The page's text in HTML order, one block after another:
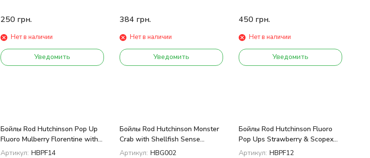
250 грн.
Нет в наличии
Уведомить
384 грн.
Нет в наличии
Уведомить
450 грн.
Нет в наличии
Уведомить
Бойлы Rod Hutchinson Pop Up
Fluoro Mulberry Florentine with
Protaste Plus 15mm
Артикул: HBPF14
Бойлы Rod Hutchinson Monster
Crab with Shellfish Sense
Appeal 20mm 1kg
Артикул: HBG002
Бойлы Rod Hutchinson Fluoro
Pop Ups Strawberry & Scopex
15mm
Артикул: HBPF12